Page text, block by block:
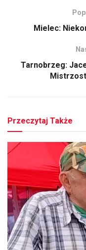
Mielec:
Tarnobrzeg:
Przeczytaj Także